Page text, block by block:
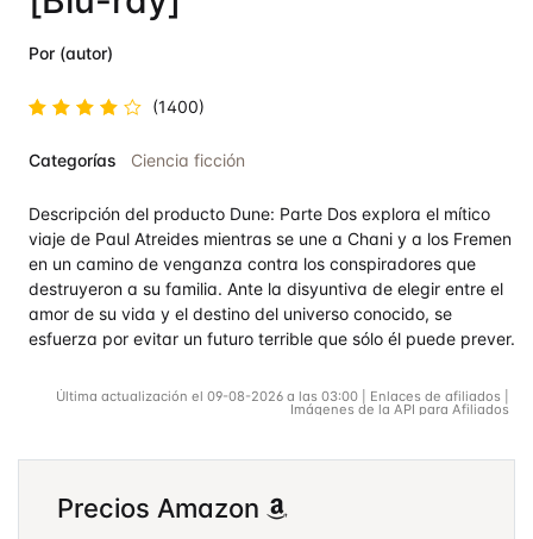
Por (autor)
en4.8de
(1400)
Categorías Ciencia ficción
Descripción del producto Dune: Parte Dos explora el mítico
viaje de Paul Atreides mientras se une a Chani y a los Fremen
en un camino de venganza contra los conspiradores que
destruyeron a su familia. Ante la disyuntiva de elegir entre el
amor de su vida y el destino del universo conocido, se
esfuerza por evitar un futuro terrible que sólo él puede prever.
Última actualización el 09-08-2026 a las 03:00 | Enlaces de afiliados |
Imágenes de la API para Afiliados
Precios Amazon